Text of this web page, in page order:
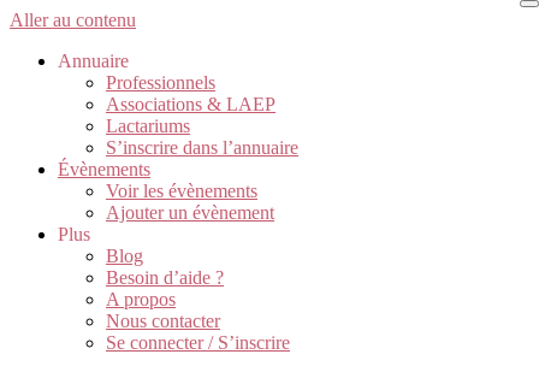
Aller au contenu
Annuaire
Professionnels
Associations & LAEP
Lactariums
S’inscrire dans l’annuaire
Évènements
Voir les évènements
Ajouter un évènement
Plus
Blog
Besoin d’aide ?
A propos
Nous contacter
Se connecter / S’inscrire